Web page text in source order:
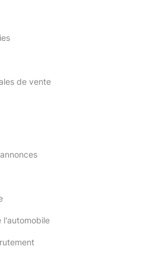
de vente
l'automobile